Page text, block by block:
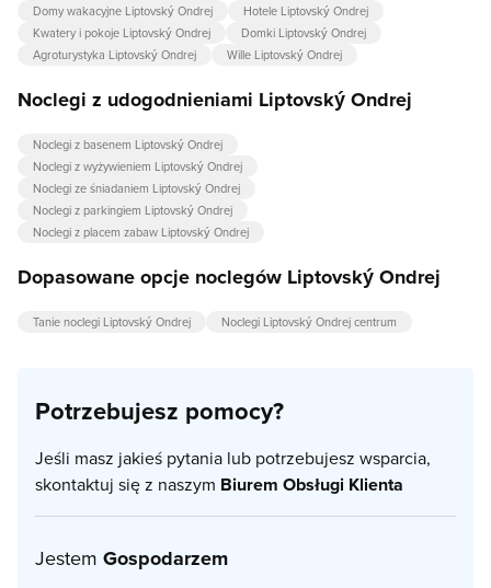
Domy wakacyjne Liptovský Ondrej
Hotele Liptovský Ondrej
Kwatery i pokoje Liptovský Ondrej
Domki Liptovský Ondrej
Agroturystyka Liptovský Ondrej
Wille Liptovský Ondrej
Noclegi z udogodnieniami Liptovský Ondrej
Noclegi z basenem Liptovský Ondrej
Noclegi z wyżywieniem Liptovský Ondrej
Noclegi ze śniadaniem Liptovský Ondrej
Noclegi z parkingiem Liptovský Ondrej
Noclegi z placem zabaw Liptovský Ondrej
Dopasowane opcje noclegów Liptovský Ondrej
Tanie noclegi Liptovský Ondrej Noclegi Liptovský Ondrej centrum
Potrzebujesz pomocy?
Jeśli masz jakieś pytania lub potrzebujesz wsparcia,
skontaktuj się z naszym Biurem Obsługi Klienta
Jestem Gospodarzem